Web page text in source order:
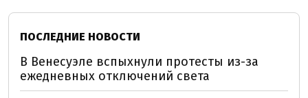
ПОСЛЕДНИЕ НОВОСТИ
В Венесуэле вспыхнули протесты из-за
ежедневных отключений света